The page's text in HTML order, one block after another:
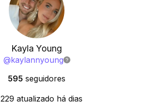
Kayla Young
@kaylannyoung
595 seguidores
229 atualizado há dias